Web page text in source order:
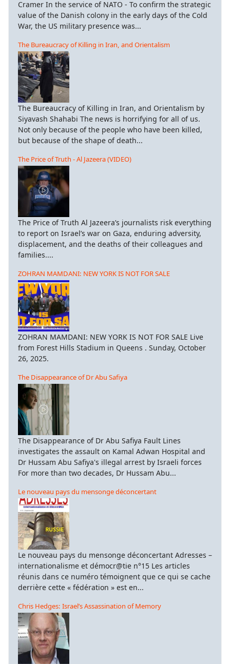
Cramer In the service of NATO - To confirm the strategic
value of the Danish colony in the early days of the Cold
War, the US military presence was...
The Bureaucracy of Killing in Iran, and Orientalism
The Bureaucracy of Killing in Iran, and Orientalism by
Siyavash Shahabi The news is horrifying for all of us.
Not only because of the people who have been killed,
but because of the shape of death...
The Price of Truth - Al Jazeera (VIDEO)
The Price of Truth Al Jazeera’s journalists risk everything
to report on Israel’s war on Gaza, enduring adversity,
displacement, and the deaths of their colleagues and
families....
ZOHRAN MAMDANI: NEW YORK IS NOT FOR SALE
ZOHRAN MAMDANI: NEW YORK IS NOT FOR SALE Live
from Forest Hills Stadium in Queens . Sunday, October
26, 2025.
The Disappearance of Dr Abu Safiya
The Disappearance of Dr Abu Safiya Fault Lines
investigates the assault on Kamal Adwan Hospital and
Dr Hussam Abu Safiya's illegal arrest by Israeli forces
For more than two decades, Dr Hussam Abu...
Le nouveau pays du mensonge déconcertant
Le nouveau pays du mensonge déconcertant Adresses –
internationalisme et démocr@tie n°15 Les articles
réunis dans ce numéro témoignent que ce qui se cache
derrière cette « fédération » est en...
Chris Hedges: Israel’s Assassination of Memory